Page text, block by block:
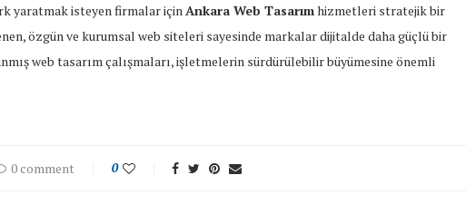
yaratmak isteyen firmalar içinAnkara Web Tasarımhizmetleri stratejik bir
özgün ve kurumsal web siteleri sayesinde markalar dijitalde daha güçlü bir
web tasarım çalışmaları, işletmelerin sürdürülebilir büyümesine önemli
0 comment 0